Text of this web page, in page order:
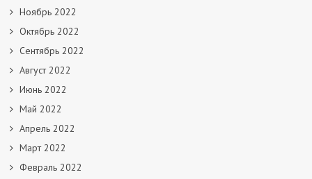
Ноябрь 2022
Октябрь 2022
Сентябрь 2022
Август 2022
Июнь 2022
Май 2022
Апрель 2022
Март 2022
Февраль 2022